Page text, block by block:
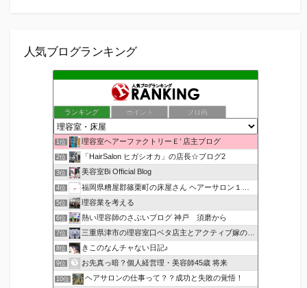
人気ブログランキング
ランキング ポイント ブロ画
1位 理容室ヘアーファクトリーＥ’ 店主ブログ
2位 「HairSalon ヒガシオカ」の店長☆ブログ2
3位 美容室Bi Official Blog
4位 福岡県糟屋郡篠栗町の床屋さん ヘアーサロン１２３公式ブログ
5位 理容業を考える
6位 熱い理容師のさぶいブログ 神戸 須磨から
7位 三重県津市の理容室口ベタ店主とアクティブ嫁のblog
8位 きこのなんチャない日記♪
9位 お先真っ暗？個人経営理・美容師45歳 将来
10位 ヘアサロンの仕事って？？成功と失敗の覚悟！